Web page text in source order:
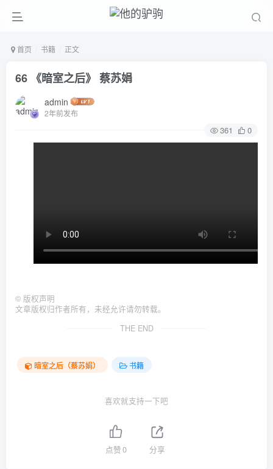
首页 书籍 正文
66 《暗室之后》 蔡苏娟
admin
2年前发布
361 0
© 版权声明
文章版权归作者所有，未经允许请勿转载。
THE END
暗室之后（蔡苏娟） 书籍
喜欢就支持一下吧
点赞0 分享